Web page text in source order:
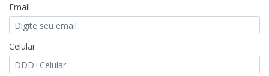
Email
Celular